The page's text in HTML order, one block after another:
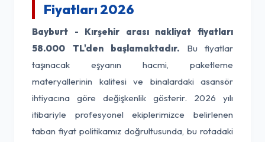
Fiyatları 2026
Bayburt - Kırşehir arası nakliyat fiyatları
58.000 TL'den başlamaktadır. Bu fiyatlar
taşınacak eşyanın hacmi, paketleme
materyallerinin kalitesi ve binalardaki asansör
ihtiyacına göre değişkenlik gösterir. 2026 yılı
itibariyle profesyonel ekiplerimizce belirlenen
taban fiyat politikamız doğrultusunda, bu rotadaki